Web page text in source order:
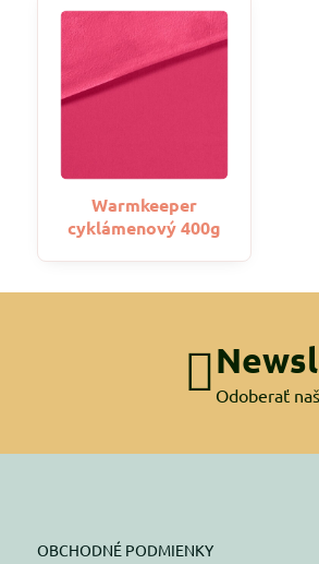
Warmkeeper
cyklámenový 400g
Odoberať
OBCHODNÉ PODMIENKY